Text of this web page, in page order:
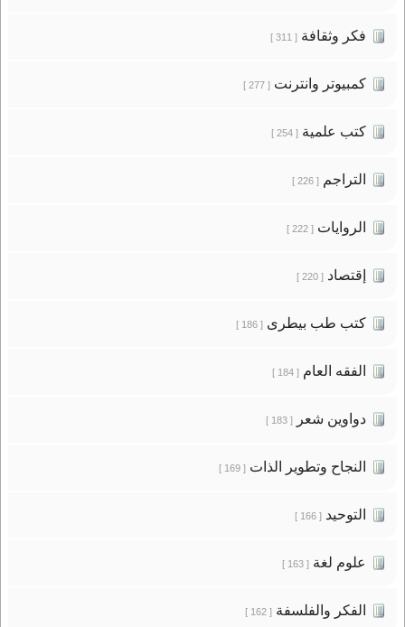
فكر وثقافة[ 311 ]
كمبيوتر وانترنت[ 277 ]
كتب علمية[ 254 ]
التراجم[ 226 ]
الروايات[ 222 ]
إقتصاد[ 220 ]
كتب طب بيطرى[ 186 ]
الفقه العام[ 184 ]
دواوين شعر[ 183 ]
النجاح وتطوير الذات[ 169 ]
التوحيد[ 166 ]
علوم لغة[ 163 ]
الفكر والفلسفة[ 162 ]